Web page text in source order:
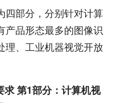
部分，分别针对计算
产品形态最多的图像识
理、工业机器视觉开放
求 第1部分：计算机视